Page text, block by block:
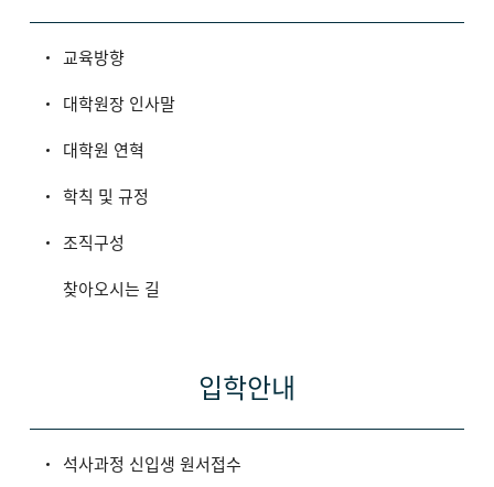
교육방향
대학원장 인사말
대학원 연혁
학칙 및 규정
조직구성
찾아오시는 길
입학안내
석사과정 신입생 원서접수